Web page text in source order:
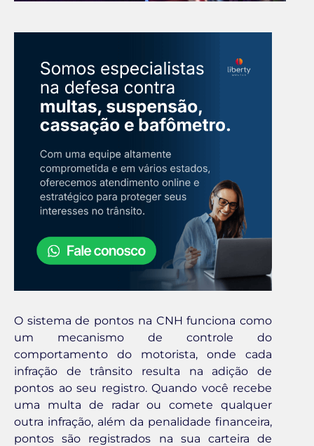
O sistema de pontos na CNH funciona como
um mecanismo de controle do
comportamento do motorista, onde cada
infração de trânsito resulta na adição de
pontos ao seu registro. Quando você recebe
uma multa de radar ou comete qualquer
outra infração, além da penalidade financeira,
pontos são registrados na sua carteira de